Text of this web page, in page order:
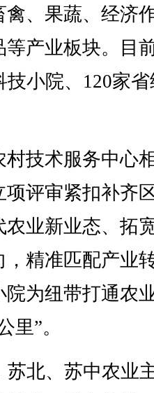
禽、果蔬、经济
产业板块。目
技小院、120家
技术服务中心
评审紧扣补齐
农业新业态、拓
精准匹配产业
为纽带打通农
里”。
北、苏中农业